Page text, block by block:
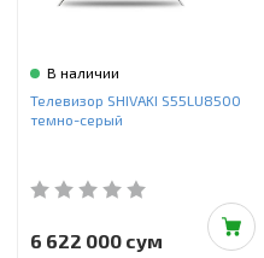
В наличии
Телевизор SHIVAKI S55LU8500
темно-серый
6 622 000 сум